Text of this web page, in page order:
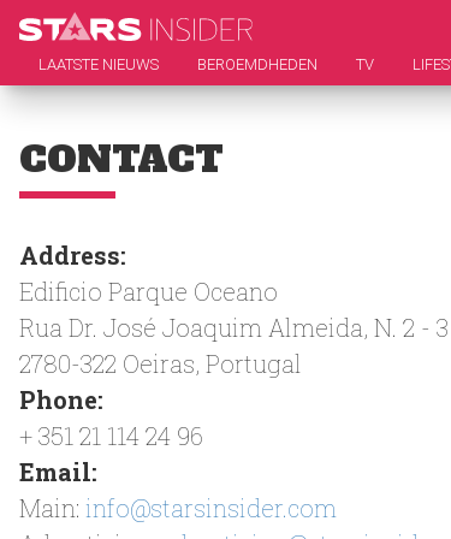
LAATSTE NIEUWS BEROEMDHEDEN TV
CONTACT
Address:
Edificio Parque Oceano
Rua Dr. José Joaquim Almeida, N. 2 - 3
2780-322 Oeiras, Portugal
Phone:
+ 351 21 114 24 96
Email:
Main: info@starsinsider.com